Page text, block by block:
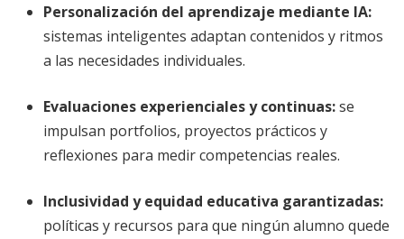
Personalización del aprendizaje mediante IA:
sistemas inteligentes adaptan contenidos y ritmos
a las necesidades individuales.
Evaluaciones experienciales y continuas:se
impulsan portfolios, proyectos prácticos y
reflexiones para medir competencias reales.
Inclusividad y equidad educativa garantizadas:
políticas y recursos para que ningún alumno quede